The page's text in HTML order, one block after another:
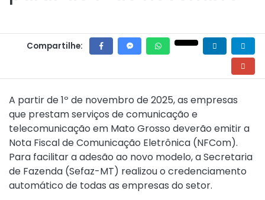
Compartilhe:
A partir de 1º de novembro de 2025, as empresas
que prestam serviços de comunicação e
telecomunicação em Mato Grosso deverão emitir a
Nota Fiscal de Comunicação Eletrônica (NFCom).
Para facilitar a adesão ao novo modelo, a Secretaria
de Fazenda (Sefaz-MT) realizou o credenciamento
automático de todas as empresas do setor.